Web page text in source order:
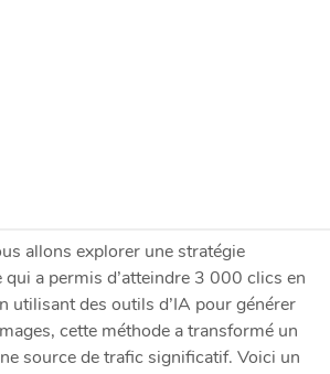
allons explorer une stratégie
a permis d’atteindre 3 000 clics en
utilisant des outils d’IA pour générer
cette méthode a transformé un
source de trafic significatif. Voici un